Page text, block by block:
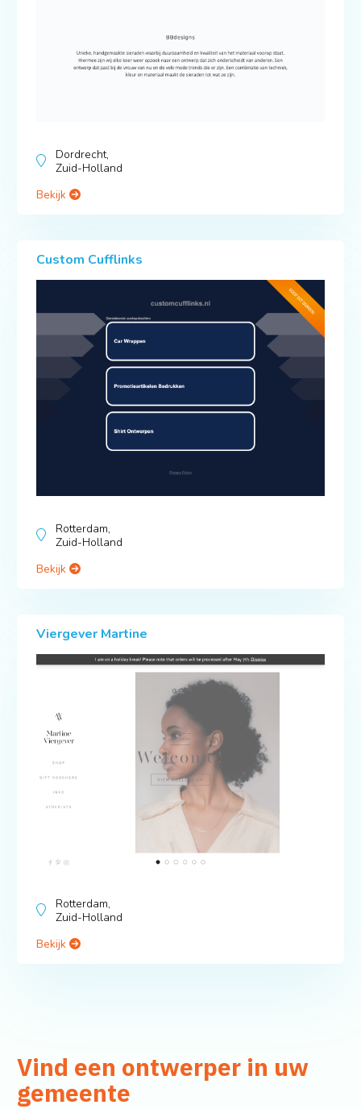
Dordrecht,
Zuid-Holland
Bekijk
Custom Cufflinks
Rotterdam,
Zuid-Holland
Bekijk
Viergever Martine
Rotterdam,
Zuid-Holland
Bekijk
Vind een ontwerper in uw
gemeente